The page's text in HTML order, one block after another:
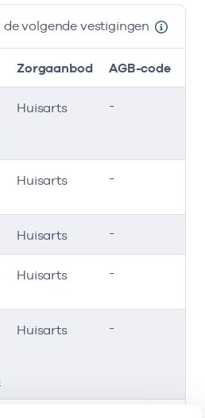
volgende vestigingen
Zorgaanbod AGB-code
Huisarts -
Huisarts -
Huisarts -
Huisarts -
Huisarts -